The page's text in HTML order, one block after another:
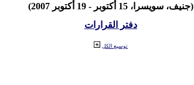
(جنيف، سويسرا، 15 أكتوبر - 19 أكتوبر 2007)
دفتر القرارات
توسيع الكل